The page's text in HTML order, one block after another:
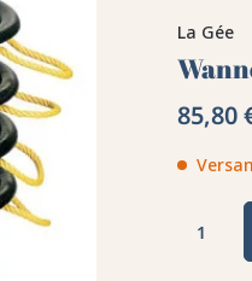
La Gée
85,80